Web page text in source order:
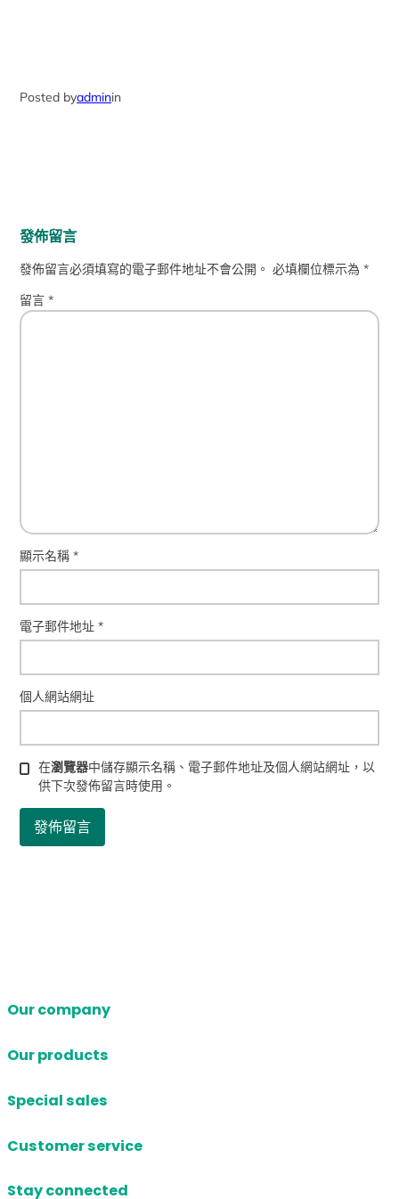
Posted byadminin
發佈留言
發佈留言必須填寫的電子郵件地址不會公開。 必填欄位標示為*
留言*
顯示名稱*
電子郵件地址*
個人網站網址
在瀏覽器中儲存顯示名稱、電子郵件地址及個人網站網址，以
供下次發佈留言時使用。
Our company
Our products
Special sales
Customer service
Stay connected